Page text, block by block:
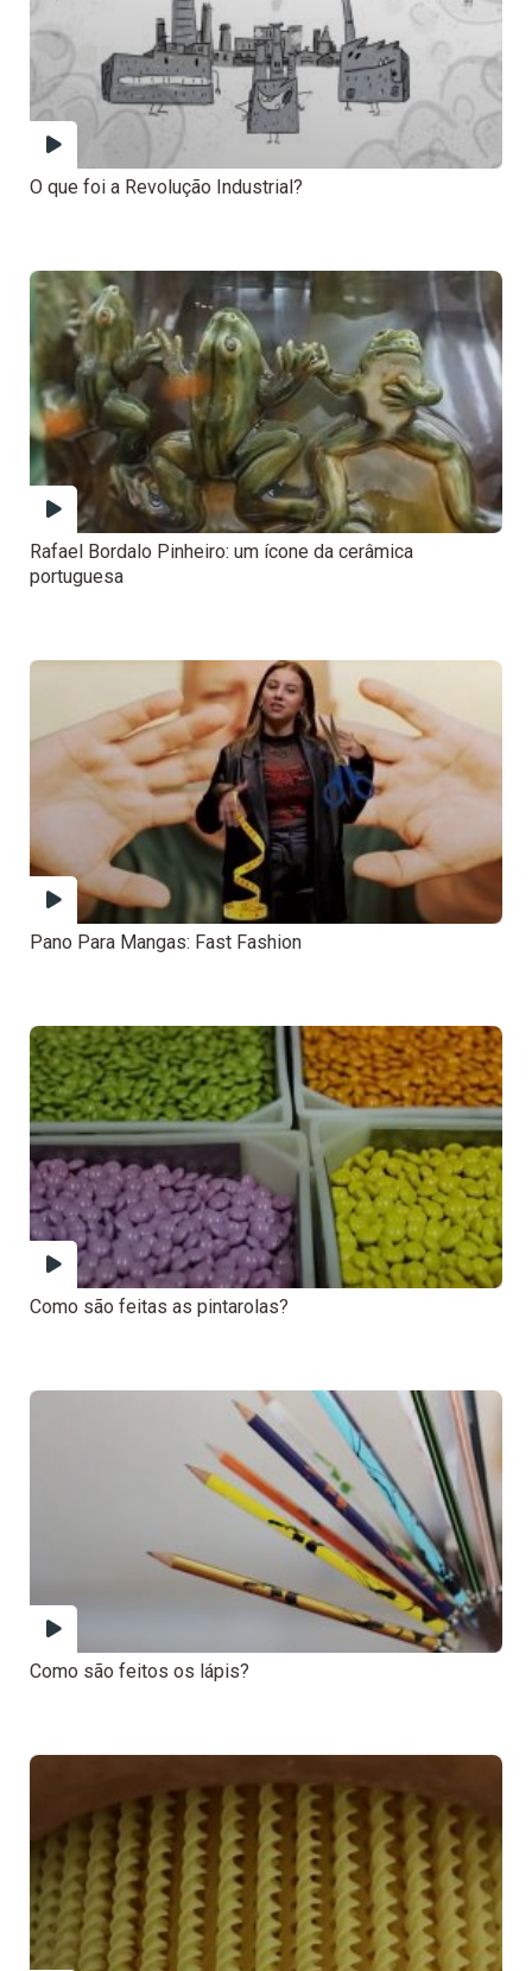
O que foi a Revolução Industrial?
Rafael Bordalo Pinheiro: um ícone da cerâmica
portuguesa
Pano Para Mangas: Fast Fashion
Como são feitas as pintarolas?
Como são feitos os lápis?